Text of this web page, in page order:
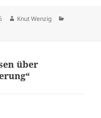
Autor
Knut Wenzig
über